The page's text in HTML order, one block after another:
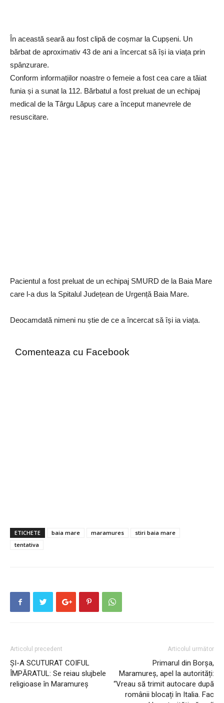
În această seară au fost clipă de coșmar la Cupșeni. Un
bărbat de aproximativ 43 de ani a încercat să își ia viața prin
spânzurare.
Conform informațiilor noastre o femeie a fost cea care a tăiat
funia și a sunat la 112. Bărbatul a fost preluat de un echipaj
medical de la Târgu Lăpuș care a început manevrele de
resuscitare.
Pacientul a fost preluat de un echipaj SMURD de la Baia Mare
care l-a dus la Spitalul Județean de Urgență Baia Mare.
Deocamdată nimeni nu știe de ce a încercat să își ia viața.
Comenteaza cu Facebook
ETICHETE baia mare maramures
stiri baia mare
tentativa
Articolul precedent
ȘI-A SCUTURAT COIFUL
ÎMPĂRATUL: Se reiau slujbele
religioase în Maramureș
Articolul următor
Primarul din Borșa,
Maramureș, apel la autorități:
“Vreau să trimit autocare după
românii blocați în Italia. Fac